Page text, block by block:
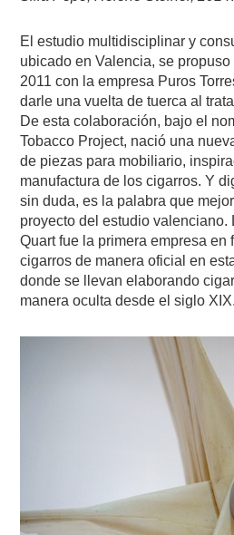
El estudio multidisciplinar y
ubicado en Valencia, se
2011 con la empresa Puros
darle una vuelta de tuerca al
De esta colaboración, bajo el
Tobacco Project, nació una
de piezas para mobiliario,
manufactura de los cigarros. Y
sin duda, es la palabra que
proyecto del estudio valenciano.
Quart fue la primera empresa en
cigarros de manera oficial en
donde se llevan elaborando
manera oculta desde el siglo XIX.